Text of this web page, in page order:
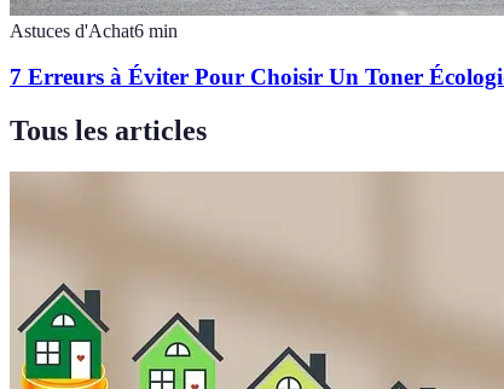
Astuces d'Achat6 min
7 Erreurs à Éviter Pour Choisir Un Toner
Tous les articles